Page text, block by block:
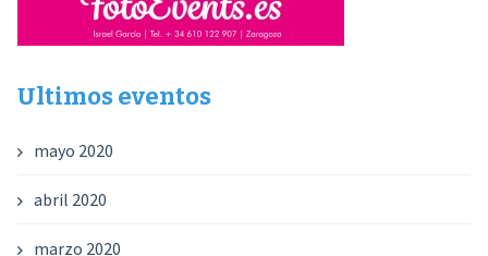
Ultimos eventos
mayo 2020
abril 2020
marzo 2020